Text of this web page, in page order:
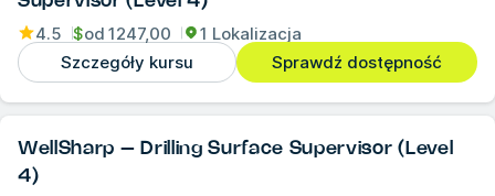
4.5 $od 1247,00
1 Lokalizacja
Szczegóły kursu
Sprawdź dostępność
WellSharp – Drilling Surface Supervisor (Level
4)